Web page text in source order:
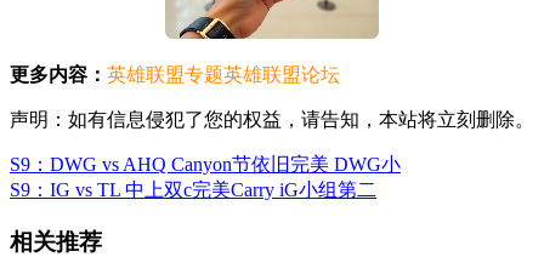
更多内容： 英雄联盟专题英雄联盟论坛
声明：如有信息侵犯了您的权益，请告知，本站将立刻删除。
S9：DWG vs AHQ Canyon节依旧完美 DWG小
S9：IG vs TL 中上双c完美Carry iG小组第二
相关推荐